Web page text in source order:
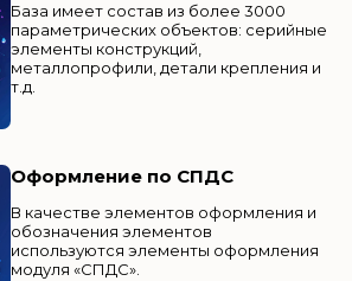
База имеет состав из более 3000
параметрических объектов: серийные
элементы конструкций,
металлопрофили, детали крепления и
т.д.
Оформление по СПДС
В качестве элементов оформления и
обозначения элементов
используются элементы оформления
модуля «СПДС».